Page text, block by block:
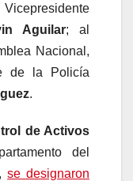
Vicepresidente
Aguilar; al
Nacional,
de la Policía
.
de Activos
del
se designaron